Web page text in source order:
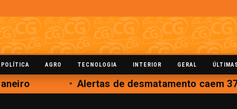
POLÍTICA AGRO TECNOLOGIA INTERIOR GERAL
Alertas de desmatamento caem